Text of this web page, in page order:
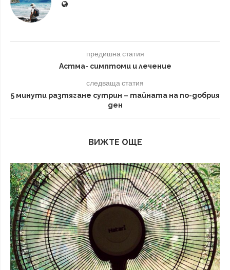
предишна статия
Астма- симптоми и лечение
следваща статия
5 минути разтягане сутрин – тайната на по-добрия
ден
ВИЖТЕ ОЩЕ